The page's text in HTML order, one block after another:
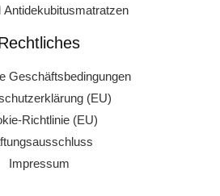
Antidekubitusmatratzen
Geschäftsbedingungen
(EU)
Richtlinie (EU)
Impressum